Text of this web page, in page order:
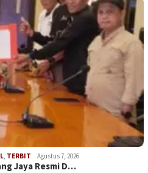
, TERBIT Agustus 7, 2026
Jaya Resmi D…